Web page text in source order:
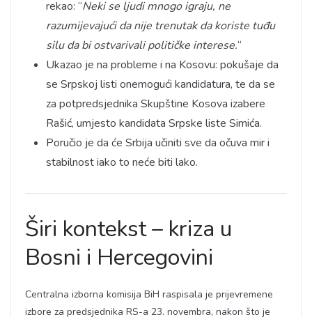
rekao: “Neki se ljudi mnogo igraju, ne
razumijevajući da nije trenutak da koriste tuđu
silu da bi ostvarivali političke interese.“
Ukazao je na probleme i na Kosovu: pokušaje da
se Srpskoj listi onemogući kandidatura, te da se
za potpredsjednika Skupštine Kosova izabere
Rašić, umjesto kandidata Srpske liste Simića.
Poručio je da će Srbija učiniti sve da očuva mir i
stabilnost iako to neće biti lako.
Širi kontekst – kriza u
Bosni i Hercegovini
Centralna izborna komisija BiH raspisala je prijevremene
izbore za predsjednika RS-a 23. novembra, nakon što je